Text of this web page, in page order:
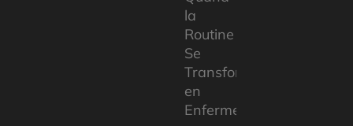
la
Routine
Se
Transforme
en
Enfermement